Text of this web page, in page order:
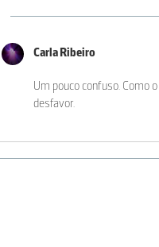
Carla Ribeiro
Um pouco confuso. Como
desfavor.